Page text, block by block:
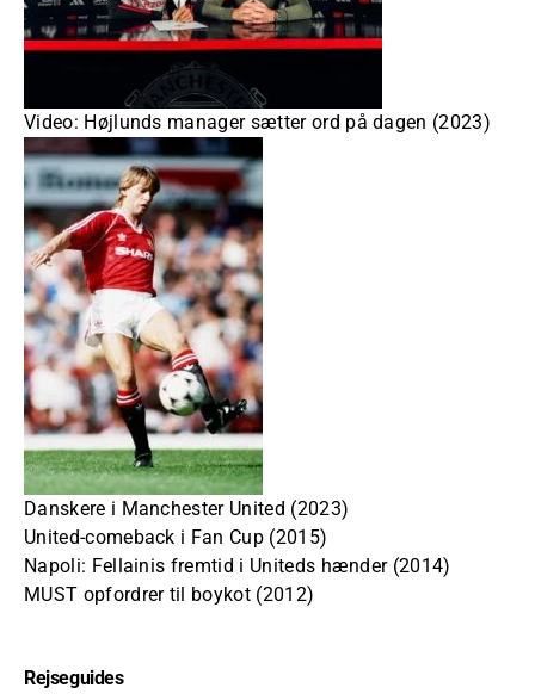
Video: Højlunds manager sætter ord på dagen (2023)
Danskere i Manchester United (2023)
United-comeback i Fan Cup (2015)
Napoli: Fellainis fremtid i Uniteds hænder (2014)
MUST opfordrer til boykot (2012)
Rejseguides